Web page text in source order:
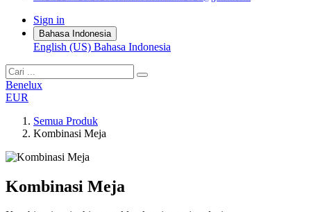
Sign in
Bahasa Indonesia
English (US) Bahasa Indonesia
Benelux
EUR
Semua Produk
Kombinasi Meja
Kombinasi Meja